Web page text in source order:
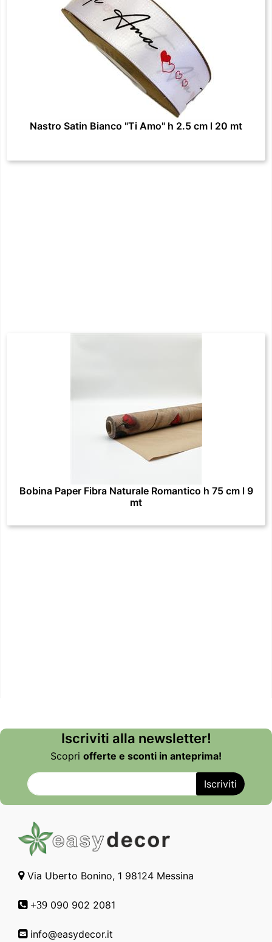
Nastro Satin Bianco "Ti Amo" h 2.5 cm l 20 mt
Bobina Paper Fibra Naturale Romantico h 75 cm l 9
mt
Iscriviti alla newsletter!
Scopri offerte e sconti in anteprima!
Via Uberto Bonino, 1 98124 Messina
+39 090 902 2081
info@easydecor.it